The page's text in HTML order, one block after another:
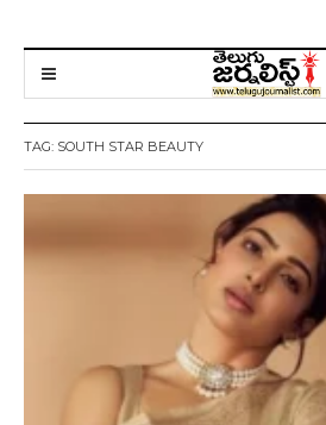
TAG: SOUTH STAR BEAUTY